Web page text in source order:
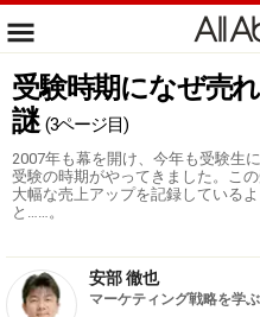
受験時期になぜ売
謎 (3ページ目)
2007年も幕を開け、今年も受験生
受験の時期がやってきました。こ
大幅な売上アップを記録している
と……。
安部 徹也
マーケティング戦略を学